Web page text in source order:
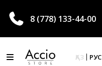
8 (778) 133-44-00
ҚАЗ РУС